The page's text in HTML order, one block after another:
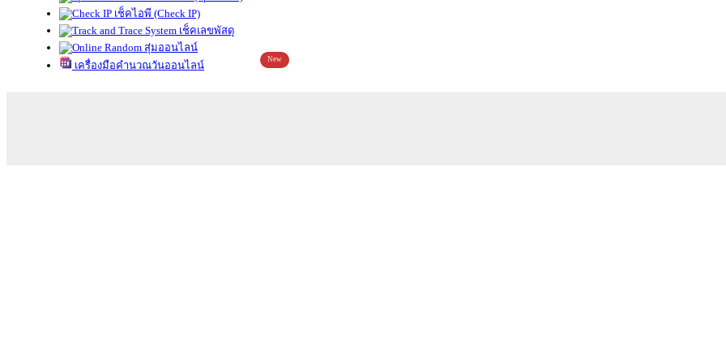
เช็คไอพี (Check IP)
เช็คเลขพัสดุ
สุ่มออนไลน์
เครื่องมือคำนวณวันออนไลน์
New